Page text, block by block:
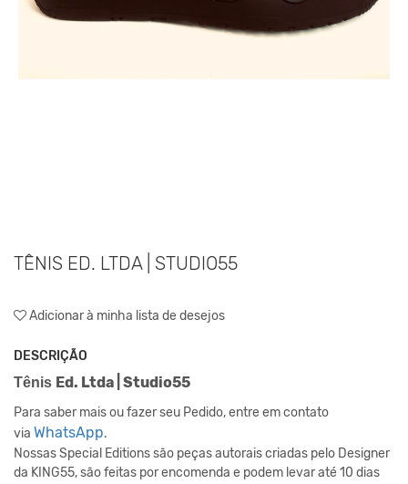
TÊNIS ED. LTDA | STUDIO55
Adicionar à minha lista de desejos
DESCRIÇÃO
Tênis Ed. Ltda | Studio55
Para saber mais ou fazer seu Pedido, entre em contato
via WhatsApp.
Nossas Special Editions são peças autorais criadas pelo Designer
da KING55, são feitas por encomenda e podem levar até 10 dias